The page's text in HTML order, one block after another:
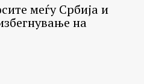
меѓу Србија и
на